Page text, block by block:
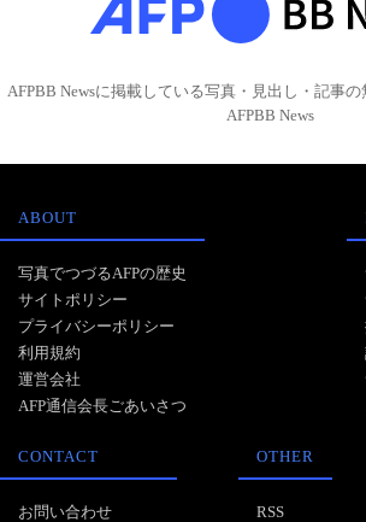
AFPBB Newsに掲載している写真・見出し・記事
AFPBB News
ABOUT
写真でつづるAFPの歴史
サイトポリシー
プライバシーポリシー
利用規約
運営会社
AFP通信会長ごあいさつ
CONTACT
お問い合わせ
OTHER
RSS